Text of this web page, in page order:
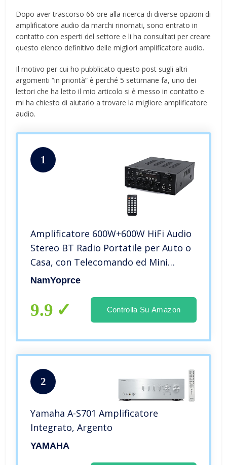
Dopo aver trascorso 66 ore alla ricerca di diverse opzioni di
amplificatore audio da marchi rinomati, sono entrato in
contatto con esperti del settore e li ha consultati per creare
questo elenco definitivo delle migliori amplificatore audio.
Il motivo per cui ho pubblicato questo post sugli altri
argomenti “in priorità” è perché 5 settimane fa, uno dei
lettori che ha letto il mio articolo si è messo in contatto e
mi ha chiesto di aiutarlo a trovare la migliore amplificatore
audio.
1
Amplificatore 600W+600W HiFi Audio
Stereo BT Radio Portatile per Auto o
Casa, con Telecomando ed Mini
Display 2CH LCD, 12 V / 220 V
NamYoprce
9.9 Controlla Su Amazon
2
Yamaha A-S701 Amplificatore
Integrato, Argento
YAMAHA